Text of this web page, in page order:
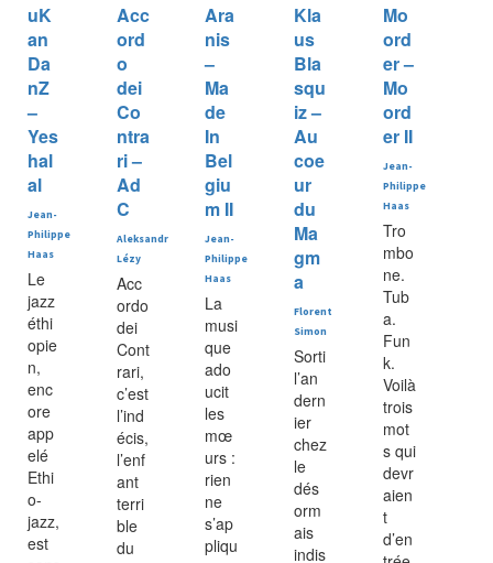
uK
an
Da
nZ
–
Yes
hal
al
Jean-
Philippe
Haas
Le
jazz
éthi
opie
n,
enc
ore
app
elé
Ethi
o-
jazz,
est
Acc
ord
o
dei
Co
ntra
ri –
Ad
C
Aleksandr
Lézy
Acc
ordo
dei
Cont
rari,
c’est
l’ind
écis,
l’enf
ant
terri
ble
du
Ara
nis
–
Ma
de
In
Bel
giu
m II
Jean-
Philippe
Haas
La
musi
que
ado
ucit
les
mœ
urs :
rien
ne
s’ap
pliqu
Kla
us
Bla
squ
iz –
Au
coe
ur
du
Ma
gm
a
Florent
Simon
Sorti
l’an
dern
ier
chez
le
dés
orm
ais
indis
Mo
ord
er –
Mo
ord
er II
Jean-
Philippe
Haas
Tro
mbo
ne.
Tub
a.
Fun
k.
Voilà
trois
mot
s qui
devr
aien
t
d’en